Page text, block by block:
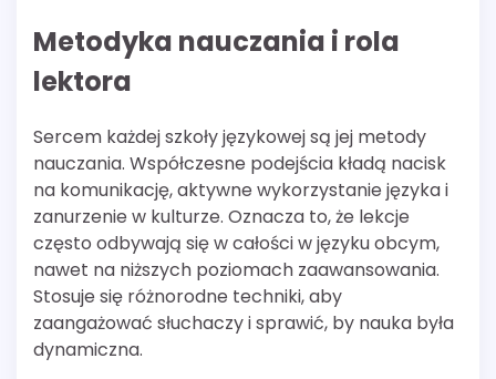
Metodyka nauczania i rola
lektora
Sercem każdej szkoły językowej są jej metody
nauczania. Współczesne podejścia kładą nacisk
na komunikację, aktywne wykorzystanie języka i
zanurzenie w kulturze. Oznacza to, że lekcje
często odbywają się w całości w języku obcym,
nawet na niższych poziomach zaawansowania.
Stosuje się różnorodne techniki, aby
zaangażować słuchaczy i sprawić, by nauka była
dynamiczna.